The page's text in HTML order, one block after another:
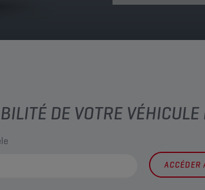
DE VOTRE
ACCÉDER